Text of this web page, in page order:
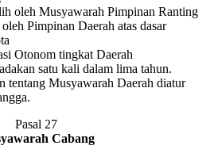
oleh Musyawarah Pimpinan Ranting
Pimpinan Daerah atas dasar
Otonom tingkat Daerah
satu kali dalam lima tahun.
tentang Musyawarah Daerah diatur
Pasal 27
Cabang